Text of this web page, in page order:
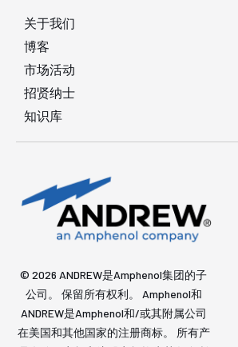
关于我们
博客
市场活动
招贤纳士
知识库
© 2026 ANDREW是Amphenol集团的子
公司。 保留所有权利。 Amphenol和
ANDREW是Amphenol和/或其附属公司
在美国和其他国家的注册商标。 所有产